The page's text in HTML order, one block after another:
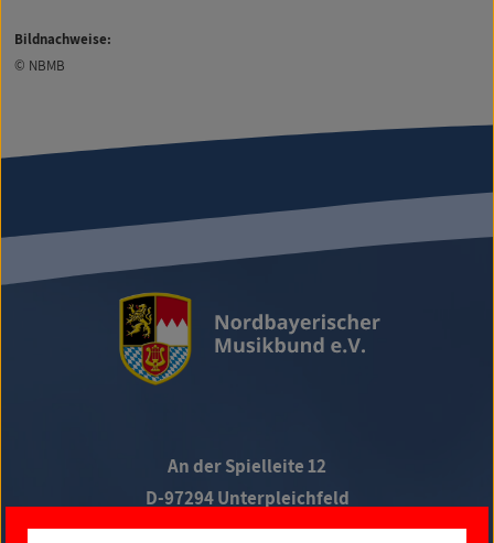
Bildnachweise:
© NBMB
An der Spielleite 12
D-97294 Unterpleichfeld
Telefon +49 9367 988 689-0